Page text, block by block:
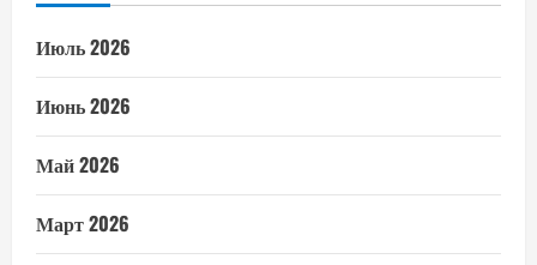
Июль 2026
Июнь 2026
Май 2026
Март 2026